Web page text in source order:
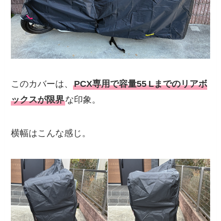
このカバーは、PCX専用で容量55 Lまでのリアボ
ックスが限界な印象。
横幅はこんな感じ。